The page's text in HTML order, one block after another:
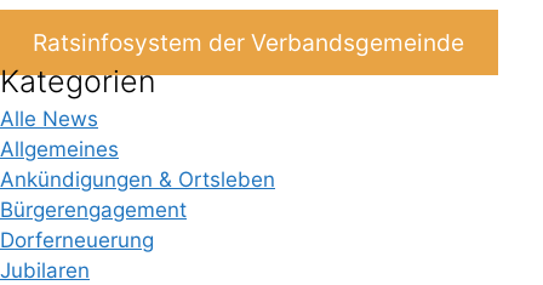
Ratsinfosystem der Verbandsgemeinde
Kategorien
Alle News
Allgemeines
Ankündigungen & Ortsleben
Bürgerengagement
Dorferneuerung
Jubilaren